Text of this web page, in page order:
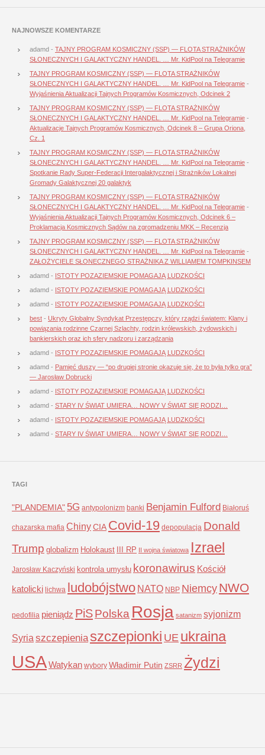
NAJNOWSZE KOMENTARZE
adamd - TAJNY PROGRAM KOSMICZNY (SSP) — FLOTA STRAŻNIKÓW
SŁONECZNYCH I GALAKTYCZNY HANDEL. … Mr. KidPool na Telegramie
TAJNY PROGRAM KOSMICZNY (SSP) — FLOTA STRAŻNIKÓW
SŁONECZNYCH I GALAKTYCZNY HANDEL. … Mr. KidPool na Telegramie -
Wyjaśnienia Aktualizacji Tajnych Programów Kosmicznych, Odcinek 2
TAJNY PROGRAM KOSMICZNY (SSP) — FLOTA STRAŻNIKÓW
SŁONECZNYCH I GALAKTYCZNY HANDEL. … Mr. KidPool na Telegramie -
Aktualizacje Tajnych Programów Kosmicznych, Odcinek 8 – Grupa Oriona,
Cz. 1
TAJNY PROGRAM KOSMICZNY (SSP) — FLOTA STRAŻNIKÓW
SŁONECZNYCH I GALAKTYCZNY HANDEL. … Mr. KidPool na Telegramie -
Spotkanie Rady Super-Federacji Intergalaktycznej i Strażników Lokalnej
Gromady Galaktycznej 20 galaktyk
TAJNY PROGRAM KOSMICZNY (SSP) — FLOTA STRAŻNIKÓW
SŁONECZNYCH I GALAKTYCZNY HANDEL. … Mr. KidPool na Telegramie -
Wyjaśnienia Aktualizacji Tajnych Programów Kosmicznych, Odcinek 6 –
Proklamacja Kosmicznych Sądów na zgromadzeniu MKK – Recenzja
TAJNY PROGRAM KOSMICZNY (SSP) — FLOTA STRAŻNIKÓW
SŁONECZNYCH I GALAKTYCZNY HANDEL. … Mr. KidPool na Telegramie -
ZAŁOŻYCIELE SŁONECZNEGO STRAŻNIKA Z WILLIAMEM TOMPKINSEM
adamd - ISTOTY POZAZIEMSKIE POMAGAJĄ LUDZKOŚCI
adamd - ISTOTY POZAZIEMSKIE POMAGAJĄ LUDZKOŚCI
adamd - ISTOTY POZAZIEMSKIE POMAGAJĄ LUDZKOŚCI
best - Ukryty Globalny Syndykat Przestępczy, który rządzi światem: Klany i
powiązania rodzinne Czarnej Szlachty, rodzin królewskich, żydowskich i
bankierskich oraz ich sfery nadzoru i zarządzania
adamd - ISTOTY POZAZIEMSKIE POMAGAJĄ LUDZKOŚCI
adamd - Pamięć duszy — “po drugiej stronie okazuje się, że to była tylko gra”
— Jarosław Dobrucki
adamd - ISTOTY POZAZIEMSKIE POMAGAJĄ LUDZKOŚCI
adamd - STARY IV ŚWIAT UMIERA… NOWY V ŚWIAT SIĘ RODZI…
adamd - ISTOTY POZAZIEMSKIE POMAGAJĄ LUDZKOŚCI
adamd - STARY IV ŚWIAT UMIERA… NOWY V ŚWIAT SIĘ RODZI…
TAGI
"PLANDEMIA" 5G antypolonizm banki Benjamin Fulford Białoruś
chazarska mafia ChinyCIA Covid-19 depopulacja Donald
Trump globalizm Holokaust III RP II wojna światowa Izrael
Jarosław Kaczyński kontrola umysłu koronawirus Kościół
katolicki lichwa ludobójstwo NATO NBP NiemcyNWO
pedofilia pieniądz PiSPolska Rosja satanizm syjonizm
Syria szczepienia szczepionki UE ukraina
USAWatykan wybory Władimir Putin ZSRR Żydzi